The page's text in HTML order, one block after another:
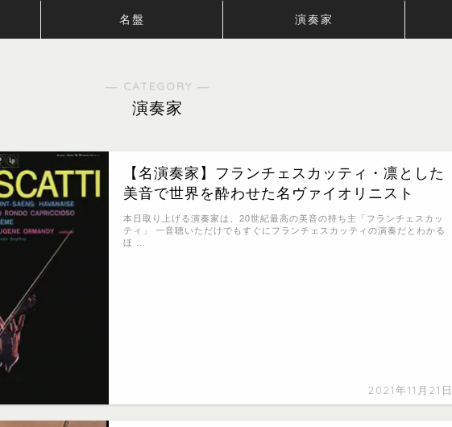
名盤 演奏家
― CATEGORY ―
演奏家
【名演奏家】フランチェスカッティ・凛とした
美音で世界を酔わせた名ヴァイオリニスト
2021年11月21日
本日取り上げる演奏家は、20世紀最高の美音の持ち主「フランチェスカッ
ティ」 一音聴いただけでもすぐにフランチェスカッティの演奏だとわかる
ほ …